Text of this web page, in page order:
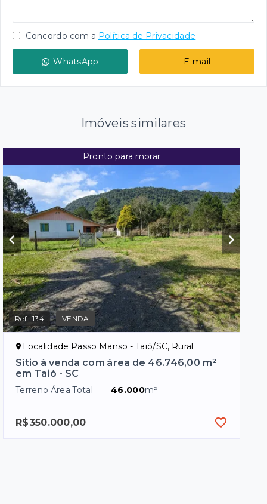
Concordo com a Política de Privacidade
WhatsApp E-mail
Imóveis similares
Pronto para morar
Ref.:134 VENDA
Localidade Passo Manso - Taió/SC, Rural
Sítio à venda com área de 46.746,00 m²
em Taió - SC
Terreno Área Total 46.000m²
R$350.000,00